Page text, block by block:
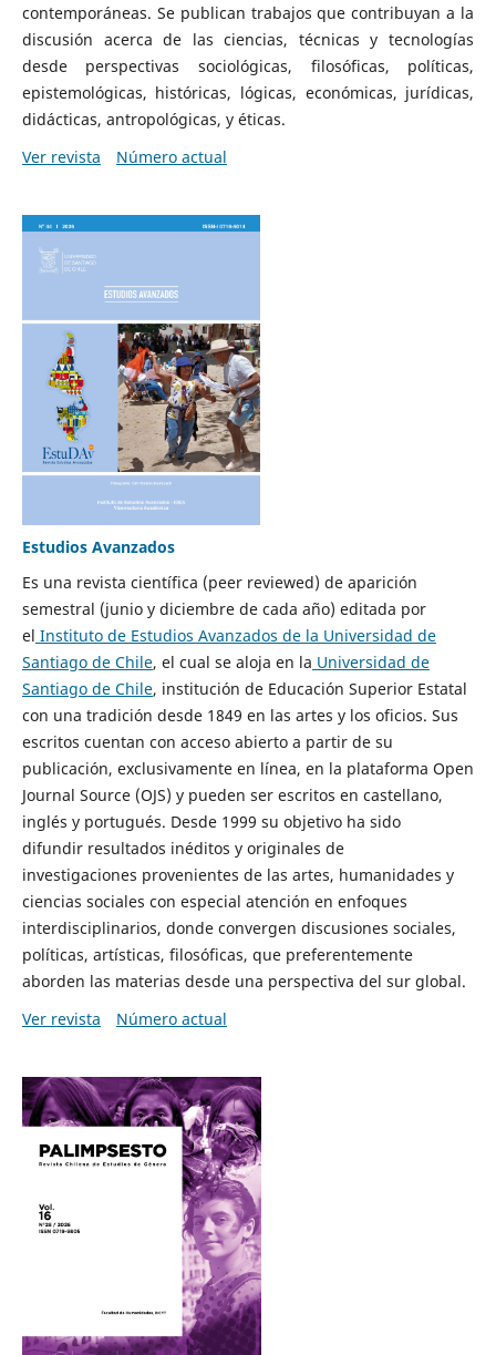
contemporáneas. Se publican trabajos que contribuyan a la
discusión acerca de las ciencias, técnicas y tecnologías
desde perspectivas sociológicas, filosóficas, políticas,
epistemológicas, históricas, lógicas, económicas, jurídicas,
didácticas, antropológicas, y éticas.
Ver revista
Número actual
Estudios Avanzados
Es una revista científica (peer reviewed) de aparición
semestral (junio y diciembre de cada año) editada por
el Instituto de Estudios Avanzados de la Universidad de
Santiago de Chile, el cual se aloja en la Universidad de
Santiago de Chile, institución de Educación Superior Estatal
con una tradición desde 1849 en las artes y los oficios. Sus
escritos cuentan con acceso abierto a partir de su
publicación, exclusivamente en línea, en la plataforma Open
Journal Source (OJS) y pueden ser escritos en castellano,
inglés y portugués. Desde 1999 su objetivo ha sido
difundir resultados inéditos y originales de
investigaciones provenientes de las artes, humanidades y
ciencias sociales con especial atención en enfoques
interdisciplinarios, donde convergen discusiones sociales,
políticas, artísticas, filosóficas, que preferentemente
aborden las materias desde una perspectiva del sur global.
Ver revista
Número actual